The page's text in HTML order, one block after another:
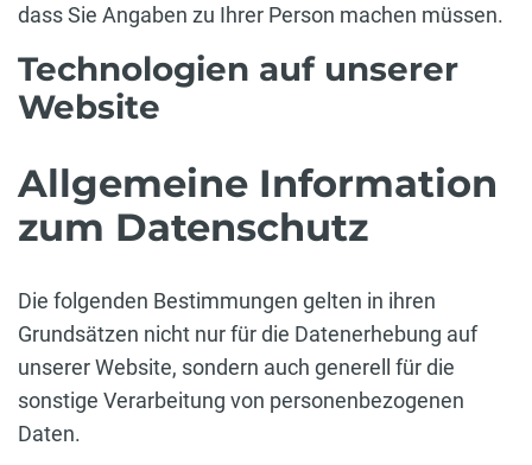
dass Sie Angaben zu Ihrer Person machen müssen.
Technologien auf unserer
Website
Allgemeine Information
zum Datenschutz
Die folgenden Bestimmungen gelten in ihren
Grundsätzen nicht nur für die Datenerhebung auf
unserer Website, sondern auch generell für die
sonstige Verarbeitung von personenbezogenen
Daten.